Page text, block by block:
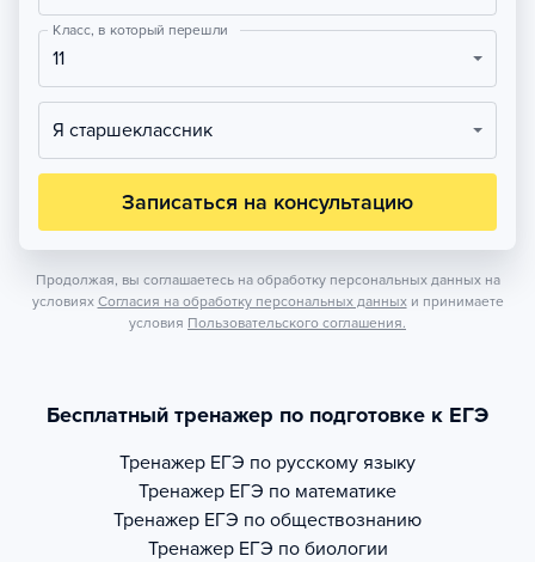
Класс, в который перешли
11
Я старшеклассник
Записаться на консультацию
Продолжая, вы соглашаетесь на обработку персональных данных на
условиях Согласия на обработку персональных данных и принимаете
условия Пользовательского соглашения.
Бесплатный тренажер по подготовке к ЕГЭ
Тренажер ЕГЭ по русскому языку
Тренажер ЕГЭ по математике
Тренажер ЕГЭ по обществознанию
Тренажер ЕГЭ по биологии